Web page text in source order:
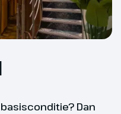
het schip.
Keulse
Dan